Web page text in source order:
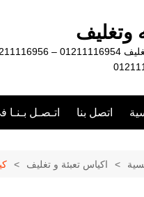
وتغليف
اتصل بنا اتـصـل
اكياس تعبئة و تغليف